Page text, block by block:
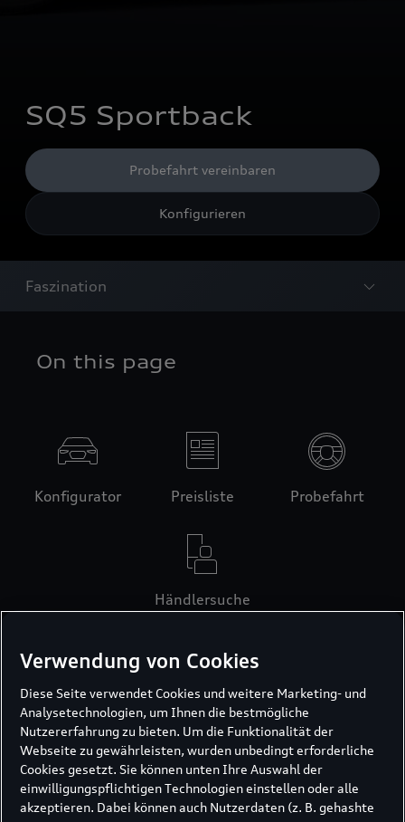
SQ5 Sportback
Probefahrt vereinbaren
Konfigurieren
Faszination
On this page
Konfigurator Preisliste Probefahrt
Händlersuche
Verwendung von Cookies
Diese Seite verwendet Cookies und weitere Marketing- und
Analysetechnologien, um Ihnen die bestmögliche
Nutzererfahrung zu bieten. Um die Funktionalität der
Webseite zu gewährleisten, wurden unbedingt erforderliche
Cookies gesetzt. Sie können unten Ihre Auswahl der
einwilligungspflichtigen Technologien einstellen oder alle
akzeptieren. Dabei können auch Nutzerdaten (z. B. gehashte